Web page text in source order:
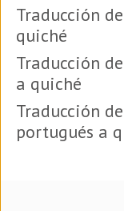
Traducción
quiché
Traducción
a quiché
Traducción
portugués a